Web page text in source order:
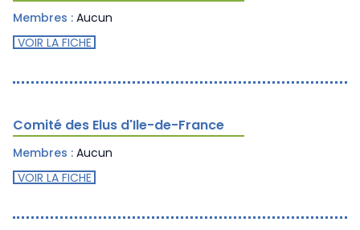
Membres : Aucun
VOIR LA FICHE
Comité des Elus d'Ile-de-France
Membres : Aucun
VOIR LA FICHE